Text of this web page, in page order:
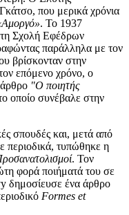
που μερικά χρόνια
Αμοργό». Το 1937
Σχολή Εφέδρων
παράλληλα με τον
βρίσκονταν στην
επόμενο χρόνο, ο
"Ο ποιητής
οποίο συνέβαλε στην
σπουδές και, μετά από
περιοδικά, τυπώθηκε η
. Τον
φορά ποιήματά του σε
δημοσίευσε ένα άρθρο
Formes et